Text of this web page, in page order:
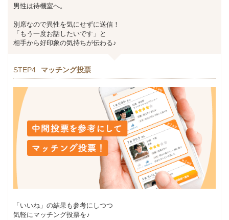
男性は待機室へ。
別席なので異性を気にせずに送信！
「もう一度お話したいです」と
相手から好印象の気持ちが伝わる♪
STEP4 マッチング投票
「いいね」の結果も参考にしつつ
気軽にマッチング投票を♪